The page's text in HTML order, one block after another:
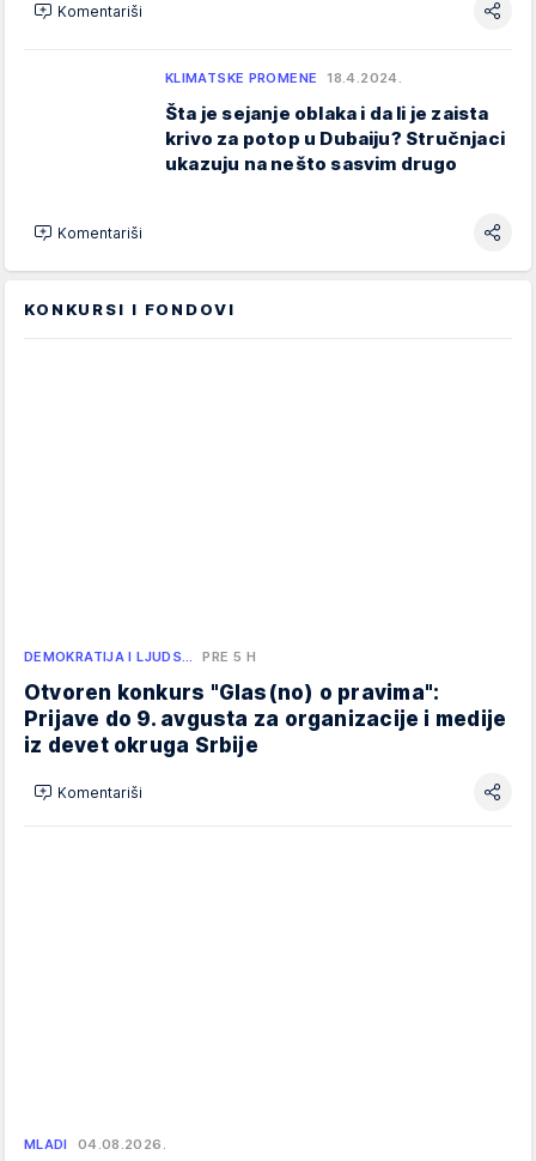
Komentariši
KLIMATSKE PROMENE 18.4.2024.
Šta je sejanje oblaka i da li je zaista
krivo za potop u Dubaiju? Stručnjaci
ukazuju na nešto sasvim drugo
Komentariši
KONKURSI I FONDOVI
DEMOKRATIJA I LJUDS… PRE 5 H
Otvoren konkurs "Glas(no) o pravima":
Prijave do 9. avgusta za organizacije i medije
iz devet okruga Srbije
Komentariši
MLADI 04.08.2026.